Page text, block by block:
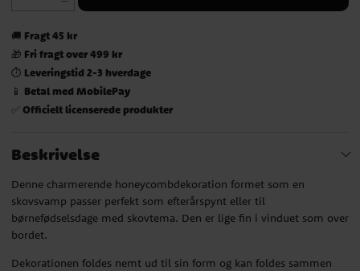
🚚 Fragt 45 kr
🎁 Fri fragt over 499 kr
⏱️ Leveringstid 2-3 hverdage
📱 Betal med MobilePay
✅ Officielt licenserede produkter
Beskrivelse
Denne charmerende honeycombdekoration formet som en
skovsvamp passer perfekt som efterårspynt eller til
børnefødselsdage med skovtema. Den er lige fin i vinduet som over
bordet.
Dekorationen foldes nemt ud til sin form og kan foldes sammen